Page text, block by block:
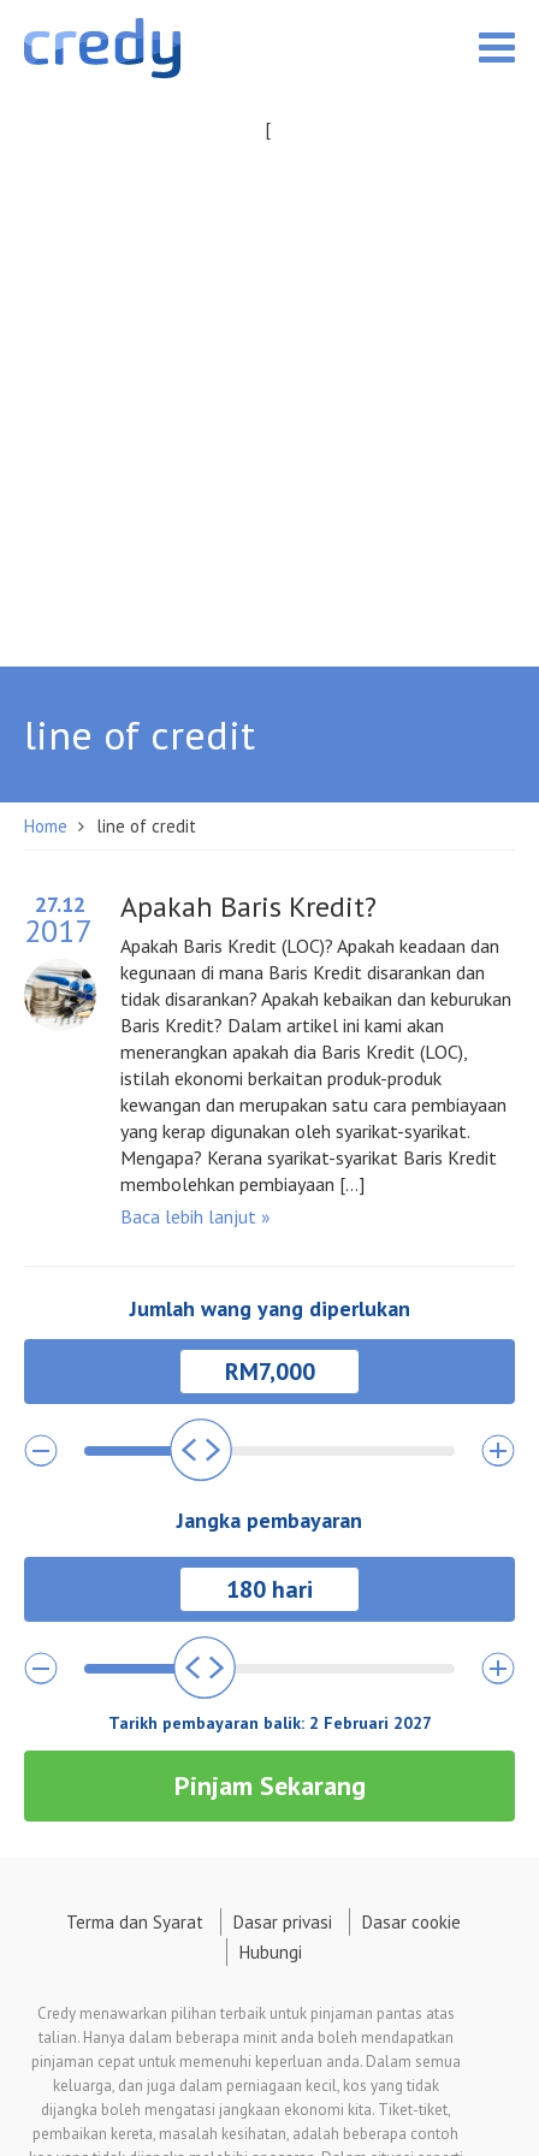
line of credit
Home line of credit
27.12
2017
Apakah Baris Kredit?
Apakah Baris Kredit (LOC)? Apakah keadaan dan
kegunaan di mana Baris Kredit disarankan dan
tidak disarankan? Apakah kebaikan dan keburukan
Baris Kredit? Dalam artikel ini kami akan
menerangkan apakah dia Baris Kredit (LOC),
istilah ekonomi berkaitan produk-produk
kewangan dan merupakan satu cara pembiayaan
yang kerap digunakan oleh syarikat-syarikat.
Mengapa? Kerana syarikat-syarikat Baris Kredit
membolehkan pembiayaan […]
Baca lebih lanjut »
Jumlah wang yang diperlukan
Jangka pembayaran
Tarikh pembayaran balik: 2 Februari 2027
Pinjam Sekarang
Terma dan Syarat Dasar privasi
Dasar cookie
Hubungi
Credy menawarkan pilihan terbaik untuk pinjaman pantas atas
talian. Hanya dalam beberapa minit anda boleh mendapatkan
pinjaman cepat untuk memenuhi keperluan anda. Dalam semua
keluarga, dan juga dalam perniagaan kecil, kos yang tidak
dijangka boleh mengatasi jangkaan ekonomi kita. Tiket-tiket,
pembaikan kereta, masalah kesihatan, adalah beberapa contoh